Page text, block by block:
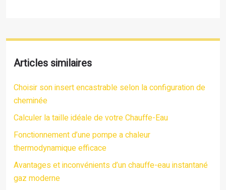
Articles similaires
Choisir son insert encastrable selon la configuration de
cheminée
Calculer la taille idéale de votre Chauffe-Eau
Fonctionnement d’une pompe a chaleur
thermodynamique efficace
Avantages et inconvénients d’un chauffe-eau instantané
gaz moderne